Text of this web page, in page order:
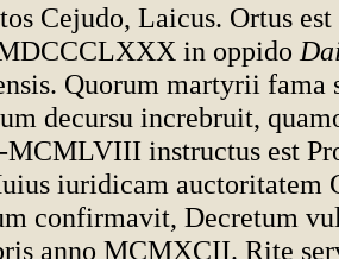
Cejudo, Laicus. Ortus
in oppido
Quorum martyrii fama
decursu increbruit,
instructus est
iuridicam auctoritatem
confirmavit, Decretum
anno MCMXCII. Rite